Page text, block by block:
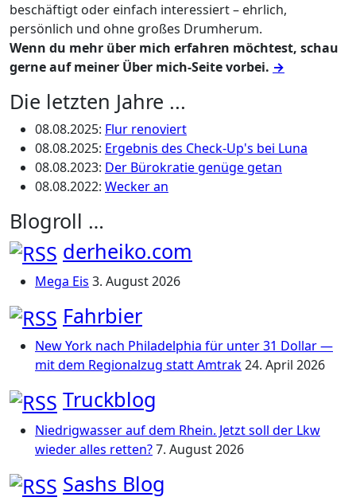
beschäftigt oder einfach interessiert – ehrlich,
persönlich und ohne großes Drumherum.
Wenn du mehr über mich erfahren möchtest, schau
gerne auf meiner Über mich-Seite vorbei. →
Die letzten Jahre ...
08.08.2025: Flur renoviert
08.08.2025: Ergebnis des Check-Up's bei Luna
08.08.2023: Der Bürokratie genüge getan
08.08.2022: Wecker an
Blogroll …
derheiko.com
Mega Eis 3. August 2026
Fahrbier
New York nach Philadelphia für unter 31 Dollar —
mit dem Regionalzug statt Amtrak24. April 2026
Truckblog
Niedrigwasser auf dem Rhein. Jetzt soll der Lkw
wieder alles retten?7. August 2026
Sashs Blog